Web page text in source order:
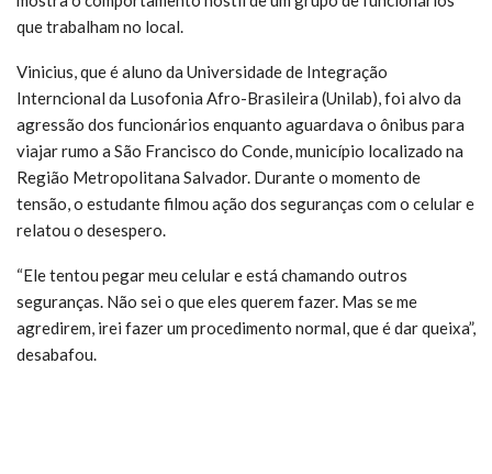
que trabalham no local.
Vinicius, que é aluno da Universidade de Integração
Interncional da Lusofonia Afro-Brasileira (Unilab), foi alvo da
agressão dos funcionários enquanto aguardava o ônibus para
viajar rumo a São Francisco do Conde, município localizado na
Região Metropolitana Salvador. Durante o momento de
tensão, o estudante filmou ação dos seguranças com o celular e
relatou o desespero.
“Ele tentou pegar meu celular e está chamando outros
seguranças. Não sei o que eles querem fazer. Mas se me
agredirem, irei fazer um procedimento normal, que é dar queixa”,
desabafou.